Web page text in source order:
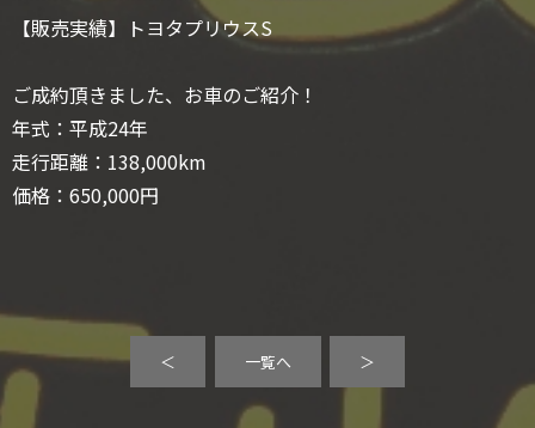
【販売実績】トヨタプリウスS
ご成約頂きました、お車のご紹介！
年式：平成24年
走行距離：138,000km
価格：650,000円
＜ 一覧へ ＞